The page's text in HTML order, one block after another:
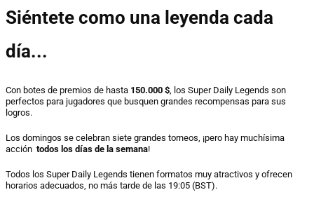
Información general
Programación
Siéntete como una leyenda cada
día...
Con botes de premios de hasta 150.000 $ , los Super Daily Legends son
perfectos para jugadores que busquen grandes recompensas para sus
logros.
Los domingos se celebran siete grandes torneos, ¡pero hay muchísima
acción todos los días de la semana!
Todos los Super Daily Legends tienen formatos muy atractivos y ofrecen
horarios adecuados, no más tarde de las 19:05 (BST).